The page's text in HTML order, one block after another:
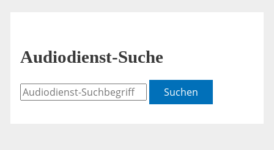
Audiodienst-Suche
Suchen